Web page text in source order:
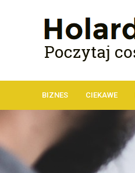
BIZNES CIEKAWE